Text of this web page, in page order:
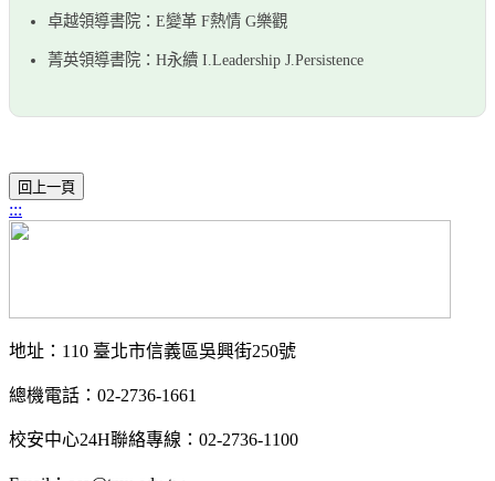
卓越領導書院：E變革 F熱情 G樂觀
菁英領導書院：H永續 I.Leadership J.Persistence
:::
地址：110 臺北市信義區吳興街250號
總機電話：02-2736-1661
校安中心24H聯絡專線：02-2736-1100